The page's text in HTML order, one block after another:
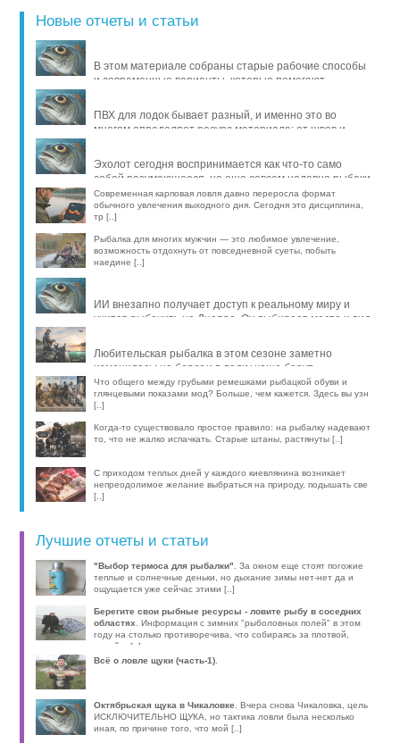
Новые отчеты и статьи
В этом материале собраны старые рабочие способы
и современные варианты, которые помогают
ПВХ для лодок бывает разный, и именно это во
многом определяет ресурс материала: от швов и
Эхолот сегодня воспринимается как что-то само
собой разумеющееся, но еще совсем недавно рыбаки
обходились б [..]
Современная карповая ловля давно переросла формат
обычного увлечения выходного дня. Сегодня это дисциплина,
тр [..]
Рыбалка для многих мужчин — это любимое увлечение,
возможность отдохнуть от повседневной суеты, побыть
наедине [..]
ИИ внезапно получает доступ к реальному миру и
учится рыбачить на Днепре. Он выбирает место и вид
Любительская рыбалка в этом сезоне заметно
изменилась: на берег и в лодку чаще берут
компактные эхолоты, об [..]
Что общего между грубыми ремешками рыбацкой обуви и
глянцевыми показами мод? Больше, чем кажется. Здесь вы узн
[..]
Когда-то существовало простое правило: на рыбалку надевают
то, что не жалко испачкать. Старые штаны, растянуты [..]
С приходом теплых дней у каждого киевлянина возникает
непреодолимое желание выбраться на природу, подышать све
[..]
Лучшие отчеты и статьи
"Выбор термоса для рыбалки". За окном еще стоят погожие
теплые и солнечные деньки, но дыхание зимы нет-нет да и
ощущается уже сейчас этими [..]
Берегите свои рыбные ресурсы - ловите рыбу в соседних
областях
. Информация с зимних "рыболовных полей" в этом
году на столько противоречива, что собираясь за плотвой,
волей-н [..]
Всё о ловле щуки (часть-1)
Октябрьская щука в Чикаловке. Вчера снова Чикаловка, цель
ИСКЛЮЧИТЕЛЬНО ЩУКА, но тактика ловли была несколько
иная, по причине того, что мой [..]